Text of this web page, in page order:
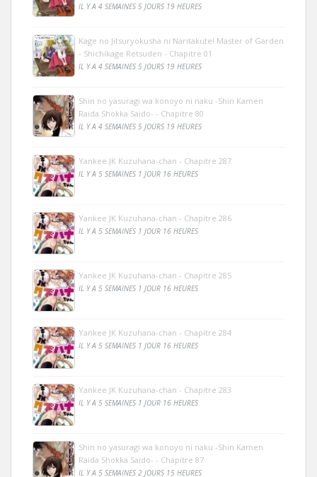
IL Y A 4 SEMAINES 5 JOURS 19 HEURES
Kage no Jitsuryokusha ni Naritakute! Master of Garden
- Shichikage Retsuden - Chapitre 01
IL Y A 4 SEMAINES 5 JOURS 19 HEURES
Shin no yasuragi wa konoyo ni naku -Shin Kamen
Raida Shokka Saido- - Chapitre 80
IL Y A 4 SEMAINES 5 JOURS 19 HEURES
Yankee JK Kuzuhana-chan - Chapitre 287
IL Y A 5 SEMAINES 1 JOUR 16 HEURES
Yankee JK Kuzuhana-chan - Chapitre 286
IL Y A 5 SEMAINES 1 JOUR 16 HEURES
Yankee JK Kuzuhana-chan - Chapitre 285
IL Y A 5 SEMAINES 1 JOUR 16 HEURES
Yankee JK Kuzuhana-chan - Chapitre 284
IL Y A 5 SEMAINES 1 JOUR 16 HEURES
Yankee JK Kuzuhana-chan - Chapitre 283
IL Y A 5 SEMAINES 1 JOUR 16 HEURES
Shin no yasuragi wa konoyo ni naku -Shin Kamen
Raida Shokka Saido- - Chapitre 87
IL Y A 5 SEMAINES 2 JOURS 15 HEURES